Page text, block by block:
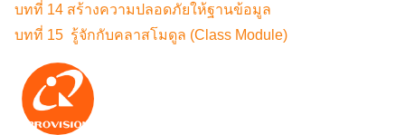
บทที่ 14 สร้างความปลอดภัยให้ฐานข้อมูล
บทที่ 15 รู้จักกับคลาสโมดูล (Class Module)